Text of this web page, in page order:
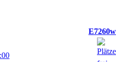
E7260w